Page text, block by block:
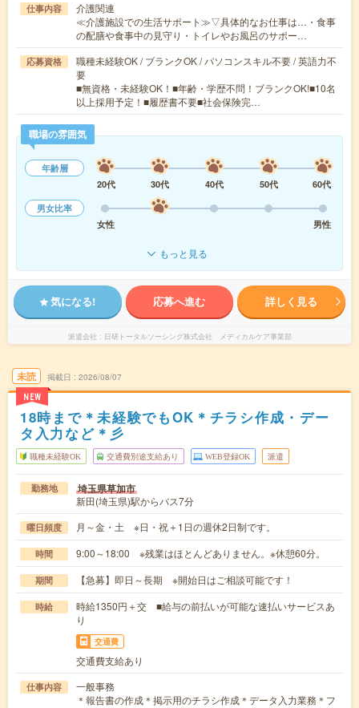
仕事内容
介護関連
≪介護施設での生活サポート≫▽具体的なお仕事は…・食事
の配膳や食事中の見守り・トイレやお風呂のサポー…
応募資格
職種未経験OK / ブランクOK / パソコンスキル不要 / 英語力不
要
■無資格・未経験OK！■年齢・学歴不問！ブランクOK!■10名
以上採用予定！■履歴書不要■社会保険完…
職場の雰囲気
年齢層
20代
30代 40代 50代
60代
男女比率
女性
男性
もっと見る
気になる! 応募へ進む 詳しく見る
派遣会社 日研トータルソーシング株式会社 メディカルケア事業部
未読
NEW
掲載日 2026/08/07
18時まで＊未経験でもOK＊チラシ作成・デー
タ入力など＊彡
職種未経験OK 交通費別途支給あり WEB登録OK 派遣
勤務地 埼玉県草加市
新田(埼玉県)駅からバス7分
曜日頻度 月～金・土 ※日・祝＋1日の週休2日制です。
時間 9:00～18:00 ※残業はほとんどありません。※休憩60分。
期間 【急募】即日～長期 ※開始日はご相談可能です！
時給
時給1350円＋交 ■給与の前払いが可能な速払いサービスあ
り
交通費
交通費支給あり
仕事内容
一般事務
＊報告書の作成＊掲示用のチラシ作成＊データ入力業務＊フ